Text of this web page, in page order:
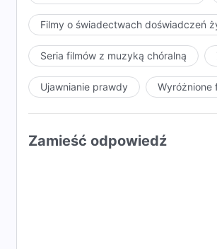
Filmy o świadectwach doświadczeń
Seria filmów z muzyką chóralną
Ujawnianie prawdy Wyróżnione
Zamieść odpowiedź